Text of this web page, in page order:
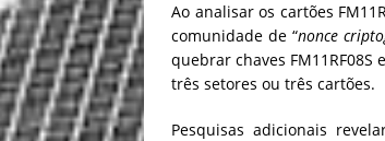
Ao analisar os cartões
comunidade de “nonce
quebrar chaves
três setores ou três cartões.
Pesquisas adicionais